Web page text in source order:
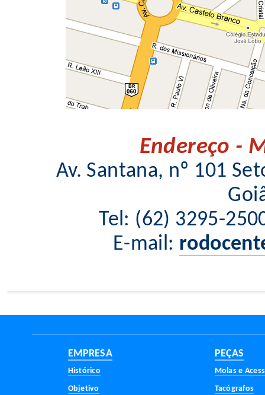
Endereço -
Av. Santana, nº 101
Tel: (62) 3295-
E-mail: